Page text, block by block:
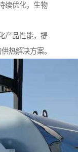
续优化，生物
产品性能，提
热解决方案。